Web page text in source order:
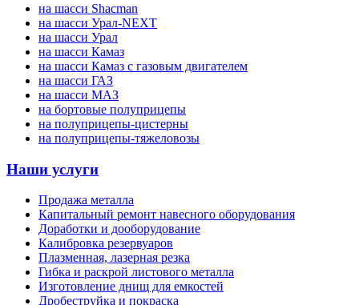
на шасси Shacman
на шасси Урал-NEXT
на шасси Урал
на шасси Камаз
на шасси Камаз с газовым двигателем
на шасси ГАЗ
на шасси МАЗ
на бортовые полуприцепы
на полуприцепы-цистерны
на полуприцепы-тяжеловозы
Наши услуги
Продажа металла
Капитальный ремонт навесного оборудования
Доработки и дооборудование
Калибровка резервуаров
Плазменная, лазерная резка
Гибка и раскрой листового металла
Изготовление днищ для емкостей
Дробеструйка и покраска